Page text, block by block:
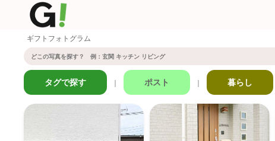
ギフトフォトグラム
タグで探す ｜ ポスト ｜ 暮らし